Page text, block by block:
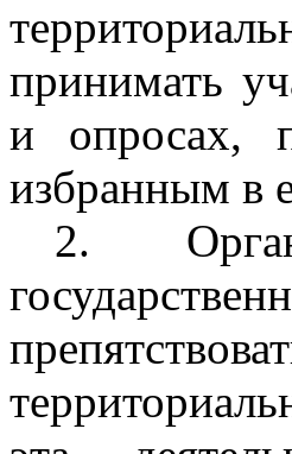
принимать
и опросах,
избранным в
2.